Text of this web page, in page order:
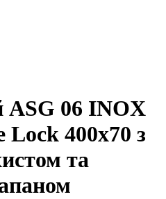
ASG 06 INOX
Lock 400х70 з
та